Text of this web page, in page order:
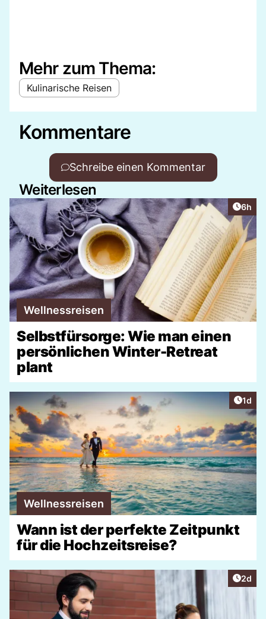
Mehr zum Thema:
Kulinarische Reisen
Kommentare
Schreibe einen Kommentar
Weiterlesen
6h
Wellnessreisen
Selbstfürsorge: Wie man einen
persönlichen Winter-Retreat
plant
1d
Wellnessreisen
Wann ist der perfekte Zeitpunkt
für die Hochzeitsreise?
2d